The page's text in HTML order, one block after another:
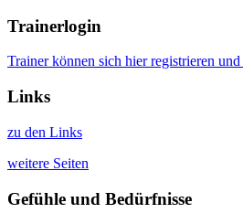
Trainerlogin
Trainer können sich hier registrieren
Links
zu den Links
weitere Seiten
Gefühle und Bedürfnisse